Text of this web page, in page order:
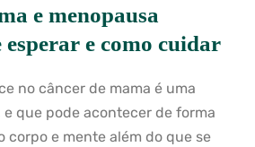
e menopausa
esperar e como cuidar
no câncer de mama é uma
que pode acontecer de forma
e mente além do que se